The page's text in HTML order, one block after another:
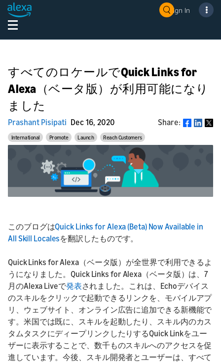
Sign In
すべてのロケールでQuick Links for
Alexa（ベータ版）が利用可能になり
ました
Prashant Pisipati Dec 16, 2020 Share: Share
International Promote Launch Reach Customers
このブログはQuick Links for Alexa (Beta) Now Available in
All Skill Localesを翻訳したものです。
Quick Links for Alexa（ベータ版）が全世界で利用できるよ
うになりました。Quick Links for Alexa（ベータ版）は、7
月のAlexa Liveで発表されました。これは、Echoデバイス
のスキルをクリックで起動できるリンクを、モバイルアプ
リ、ウェブサイト、オンライン広告に追加できる新機能で
す。米国では既に、スキルを起動したり、スキル内のカス
タムタスクにディープリンクしたりするQuick Linkをユー
ザーに表示することで、数千ものスキルへのアクセスを促
進しています。今後、スキル開発者とユーザーは、すべて